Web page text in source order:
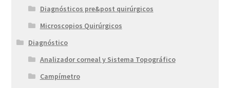
Diagnósticos pre&post quirúrgicos
Microscopios Quirúrgicos
Diagnóstico
Analizador corneal y Sistema Topográfico
Campímetro